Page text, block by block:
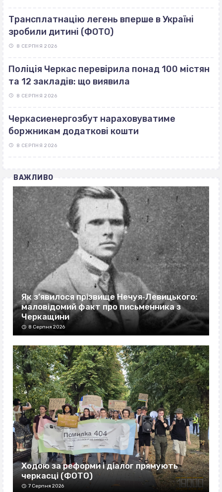
Трансплатнацію легень вперше в Україні
зробили дитині (ФОТО)
8 СЕРПНЯ 2026
Поліція Черкас перевірила понад 100 містян
та 12 закладів: що виявила
8 СЕРПНЯ 2026
Черкасиенергозбут нараховуватиме
боржникам додаткові кошти
8 СЕРПНЯ 2026
ВАЖЛИВО
Як з’явилося прізвище Нечуя‐Левицького:
маловідомий факт про письменника з
Черкащини
8 Серпня 2026
Ходою за реформи і діалог прямують
черкасці (ФОТО)
7 Серпня 2026